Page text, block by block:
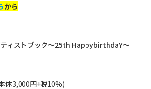
から
ティストブック～25th HappybirthdaY～
体3,000円+税10%)